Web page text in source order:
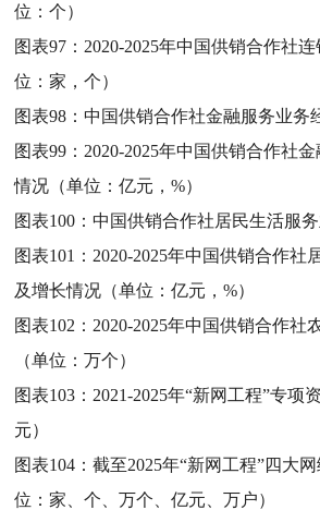
位：个）
图表97： 2020-2025年中国供销合作社
位：家，个）
图表98：中国供销合作社金融服务业务
图表99： 2020-2025年中国供销合作社
情况（单位：亿元，%）
图表100：中国供销合作社居民生活服
图表101： 2020-2025年中国供销合作社
及增长情况（单位：亿元，%）
图表102： 2020-2025年中国供销合作社
（单位：万个）
图表103： 2021-2025年“新网工程”专项
元）
图表104：截至2025年“新网工程”四大
位：家、个、万个、亿元、万户）